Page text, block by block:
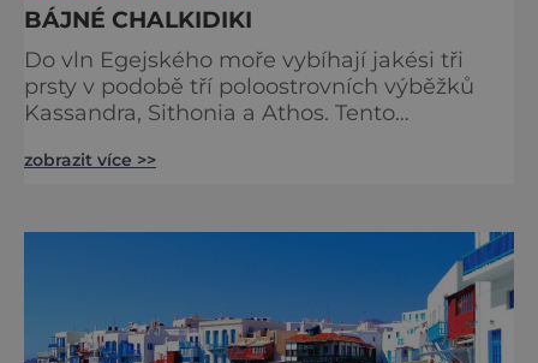
BÁJNÉ CHALKIDIKI
Do vln Egejského moře vybíhají jakési tři
prsty v podobě tří poloostrovních výběžků
Kassandra, Sithonia a Athos. Tento
místem výletů.. Kam se vydat? Pokud toužíte
preferujete klid a objevování přírodních krás,
zobrazit více >>